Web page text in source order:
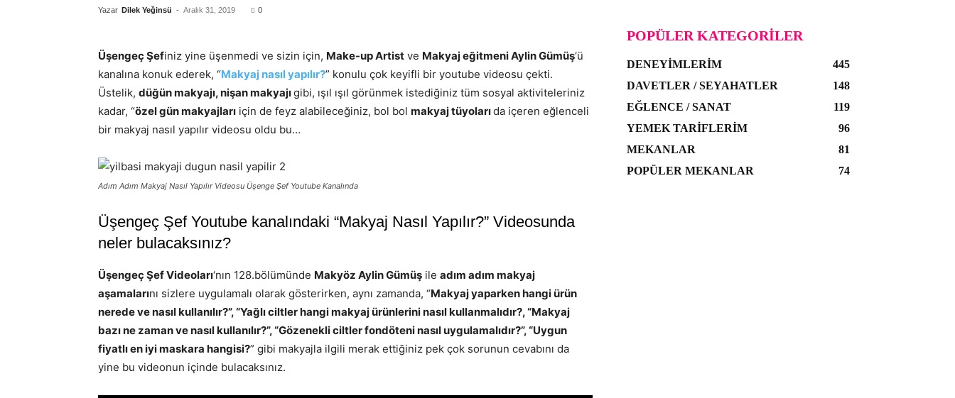
Yazar Dilek Yeğinsü - Aralık 31, 2019 0
Üşengeç Şefiniz yine üşenmedi ve sizin için, Make-up Artist ve Makyaj eğitmeni Aylin Gümüş‘ü
kanalına konuk ederek, “Makyaj nasıl yapılır?” konulu çok keyifli bir youtube videosu çekti.
Üstelik, düğün makyajı, nişan makyajıgibi, ışıl ışıl görünmek istediğiniz tüm sosyal aktiviteleriniz
kadar, “özel gün makyajları için de feyz alabileceğiniz, bol bol makyaj tüyolarıda içeren eğlenceli
bir makyaj nasıl yapılır videosu oldu bu…
Adım Adım Makyaj Nasıl Yapılır Videosu Üşenge Şef Youtube Kanalında
Üşengeç Şef Youtube kanalındaki “Makyaj Nasıl Yapılır?” Videosunda
neler bulacaksınız?
Üşengeç Şef Videoları‘nın 128.bölümünde Makyöz Aylin Gümüş ile adım adım makyaj
aşamalarını sizlere uygulamalı olarak gösterirken, aynı zamanda, “Makyaj yaparken hangi ürün
nerede ve nasıl kullanılır?”, “Yağlı ciltler hangi makyaj ürünlerini nasıl kullanmalıdır?, “Makyaj
bazı ne zaman ve nasıl kullanılır?”, “Gözenekli ciltler fondöteni nasıl uygulamalıdır?”, “Uygun
fiyatlı en iyi maskara hangisi?” gibi makyajla ilgili merak ettiğiniz pek çok sorunun cevabını da
yine bu videonun içinde bulacaksınız.
POPÜLER KATEGORILER
DENEYIMLERIM
445
DAVETLER / SEYAHATLER
148
EĞLENCE / SANAT
119
YEMEK TARIFLERIM
96
MEKANLAR
81
POPÜLER MEKANLAR
74